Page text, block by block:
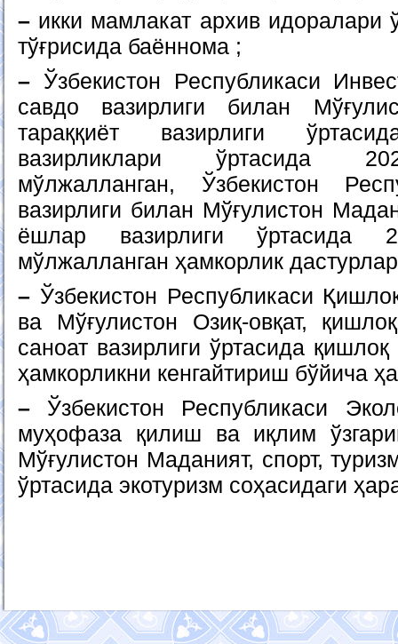
– икки мамлакат архив идоралари
тўғрисида баённома ;
– Ўзбекистон Республикаси
савдо вазирлиги билан
тараққиёт вазирлиги
вазирликлари ўртасида
мўлжалланган, Ўзбекистон
вазирлиги билан Мўғулистон
ёшлар вазирлиги ўртасида
мўлжалланган ҳамкорлик
– Ўзбекистон Республикаси
ва Мўғулистон Озиқ-овқат,
саноат вазирлиги ўртасида
ҳамкорликни кенгайтириш бўйича
– Ўзбекистон Республикаси
муҳофаза қилиш ва иқлим
Мўғулистон Маданият, спорт,
ўртасида экотуризм соҳасидаги